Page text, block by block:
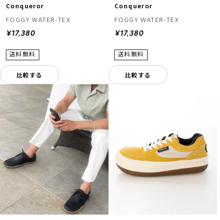
Conqueror
FOGGY WATER-TEX
¥17,380
比較する
Conqueror
FOGGY WATER-TEX
¥17,380
比較する